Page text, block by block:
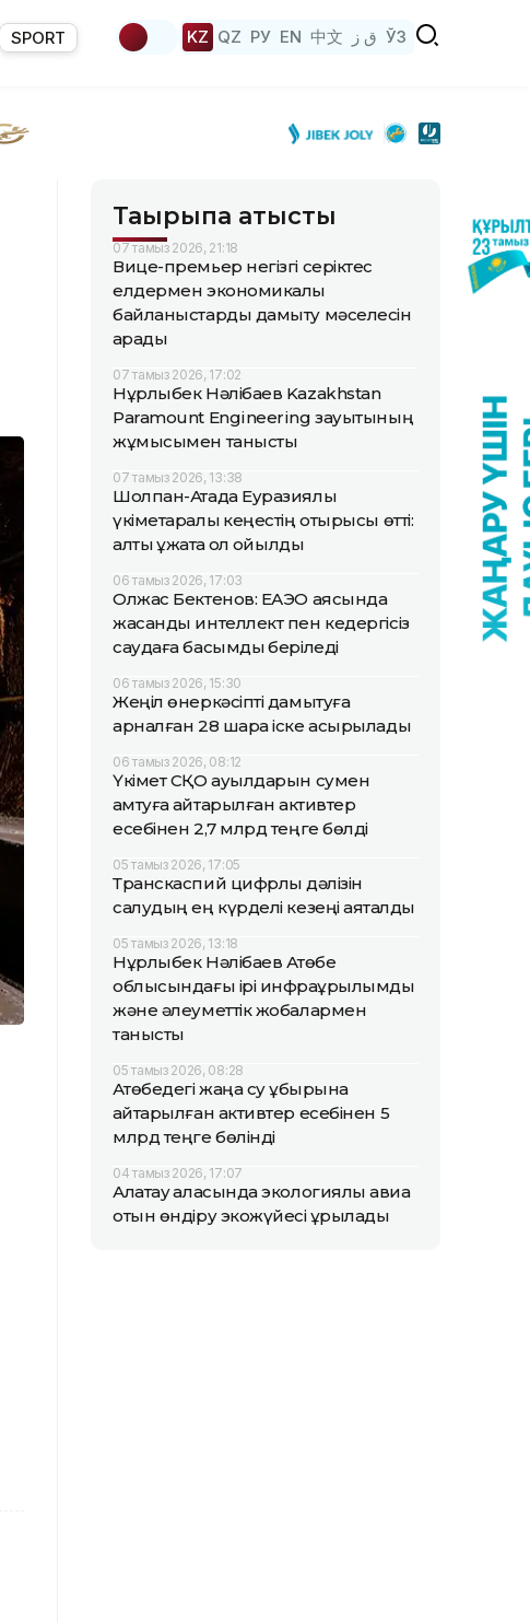
SPORT KZ QZ РУ EN 中文 ق ز ЎЗ
Тақырыпқа қатысты
07 тамыз 2026, 21:18
Вице-премьер негізгі серіктес
елдермен экономикалық
байланыстарды дамыту мәселесін
қарады
07 тамыз 2026, 17:02
Нұрлыбек Нәлібаев Kazakhstan
Paramount Engineering зауытының
жұмысымен танысты
07 тамыз 2026, 13:38
Шолпан-Атада Еуразиялық
үкіметаралық кеңестің отырысы өтті:
алты құжатқа қол қойылды
06 тамыз 2026, 17:03
Олжас Бектенов: ЕАЭО аясында
жасанды интеллект пен кедергісіз
саудаға басымдық беріледі
06 тамыз 2026, 15:30
Жеңіл өнеркәсіпті дамытуға
арналған 28 шара іске асырылады
06 тамыз 2026, 08:12
Үкімет СҚО ауылдарын сумен
қамтуға қайтарылған активтер
есебінен 2,7 млрд теңге бөлді
05 тамыз 2026, 17:05
Транскаспий цифрлық дәлізін
салудың ең күрделі кезеңі аяқталды
05 тамыз 2026, 13:18
Нұрлыбек Нәлібаев Ақтөбе
облысындағы ірі инфрақұрылымдық
және әлеуметтік жобалармен
танысты
05 тамыз 2026, 08:28
Ақтөбедегі жаңа су құбырына
қайтарылған активтер есебінен 5
млрд теңге бөлінді
04 тамыз 2026, 17:07
Алатау қаласында экологиялық авиа
отын өндіру экожүйесі құрылады